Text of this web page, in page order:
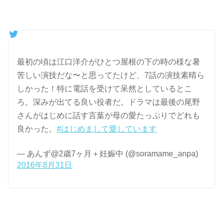
最初の頃は江口洋介がひとつ屋根の下の時の様な暑
苦しい演技だな〜と思ってたけど、7話の演技素晴ら
しかった！特に電話を受けて呆然としているとこ
ろ。深みが出てる良い役者だ。ドラマは最後の尾野
さんがはじめに話す言葉が母の愛たっぷりでどれも
良かった。#はじめまして愛しています
— あんず@2歳7ヶ月＋妊娠中 (@soramame_anpa)
2016年8月31日